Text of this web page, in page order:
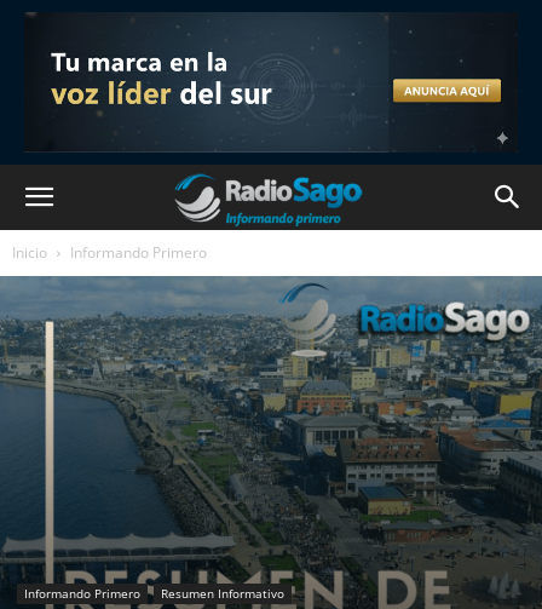
Inicio Informando Primero
Informando Primero Resumen Informativo